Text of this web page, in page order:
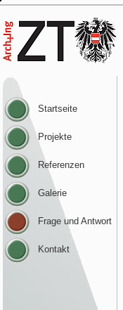
Startseite
Projekte
Referenzen
Galerie
Frage und Antwort
Kontakt